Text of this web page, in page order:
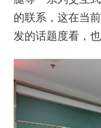
的联系，这在当
发的话题度看，